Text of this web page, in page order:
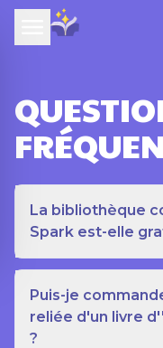
La bibliothèque
Spark est-elle
Puis-je
reliée d'un livre
?